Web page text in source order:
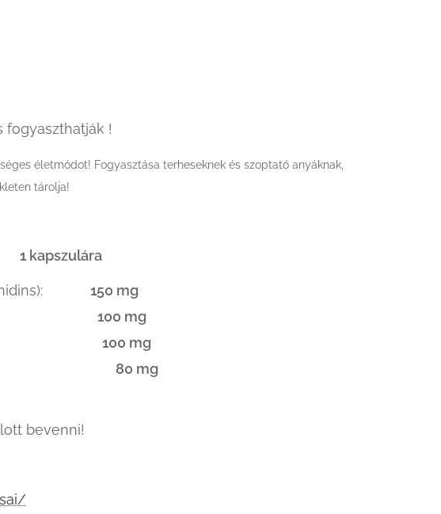
fogyaszthatják !
életmódot! Fogyasztása terheseknek és szoptató anyáknak,
tárolja!
150 mg
HPLC): 100 mg
100 mg
80 mg
bevenni!